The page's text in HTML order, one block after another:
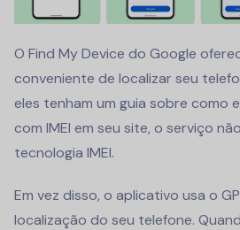
O Find My Device do Google
conveniente de localizar seu
eles tenham um guia sobre como
com IMEI em seu site, o serviço
tecnologia IMEI.
Em vez disso, o aplicativo usa o
localização do seu telefone.